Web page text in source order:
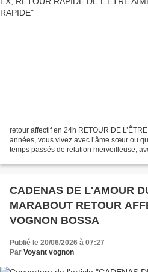
retour affectif en 24h RETOUR DE
années, vous vivez avec l’âme sœur ou
temps passés de relation merveilleuse,
CADENAS DE L'AMOUR
MARABOUT RETOUR
VOGNON BOSSA
Publié le 20/06/2026 à 07:27
Par Voyant vognon